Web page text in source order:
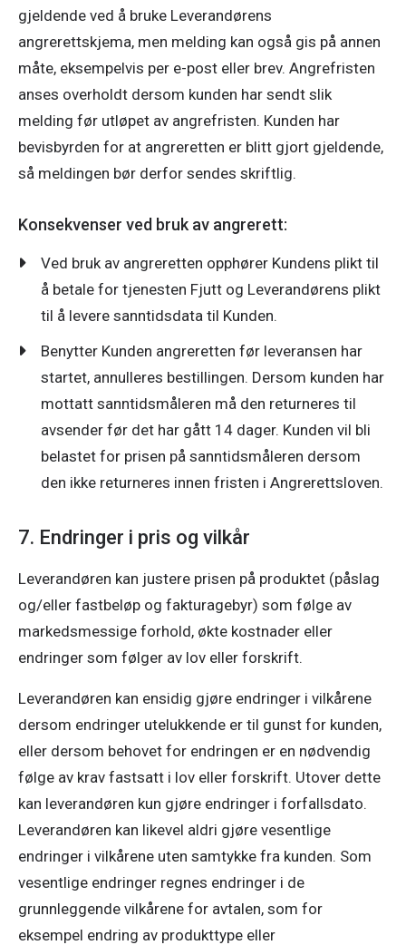
gjeldende ved å bruke Leverandørens
angrerettskjema, men melding kan også gis på annen
måte, eksempelvis per e-post eller brev. Angrefristen
anses overholdt dersom kunden har sendt slik
melding før utløpet av angrefristen. Kunden har
bevisbyrden for at angreretten er blitt gjort gjeldende,
så meldingen bør derfor sendes skriftlig.
Konsekvenser ved bruk av angrerett:
Ved bruk av angreretten opphører Kundens plikt til
å betale for tjenesten Fjutt og Leverandørens plikt
til å levere sanntidsdata til Kunden.
Benytter Kunden angreretten før leveransen har
startet, annulleres bestillingen. Dersom kunden har
mottatt sanntidsmåleren må den returneres til
avsender før det har gått 14 dager. Kunden vil bli
belastet for prisen på sanntidsmåleren dersom
den ikke returneres innen fristen i Angrerettsloven.
7. Endringer i pris og vilkår
Leverandøren kan justere prisen på produktet (påslag
og/eller fastbeløp og fakturagebyr) som følge av
markedsmessige forhold, økte kostnader eller
endringer som følger av lov eller forskrift.
Leverandøren kan ensidig gjøre endringer i vilkårene
dersom endringer utelukkende er til gunst for kunden,
eller dersom behovet for endringen er en nødvendig
følge av krav fastsatt i lov eller forskrift. Utover dette
kan leverandøren kun gjøre endringer i forfallsdato.
Leverandøren kan likevel aldri gjøre vesentlige
endringer i vilkårene uten samtykke fra kunden. Som
vesentlige endringer regnes endringer i de
grunnleggende vilkårene for avtalen, som for
eksempel endring av produkttype eller